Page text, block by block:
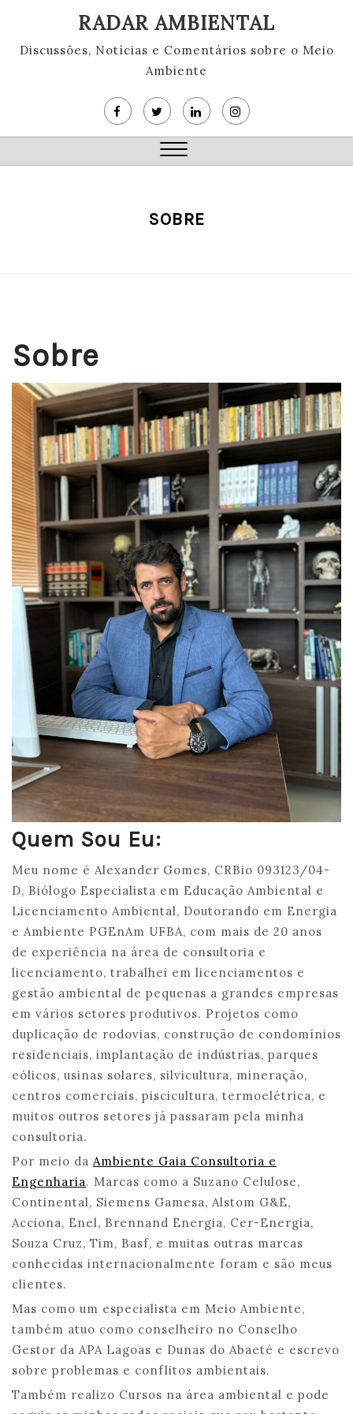
content
RADAR AMBIENTAL
Discussões, Notícias e Comentários sobre o Meio
Ambiente
Close
SOBRE
Sobre
Quem Sou Eu:
Meu nome é Alexander Gomes, CRBio 093123/04-
D, Biólogo Especialista em Educação Ambiental e
Licenciamento Ambiental, Doutorando em Energia
e Ambiente PGEnAm UFBA, com mais de 20 anos
de experiência na área de consultoria e
licenciamento, trabalhei em licenciamentos e
gestão ambiental de pequenas a grandes empresas
em vários setores produtivos. Projetos como
duplicação de rodovias, construção de condomínios
residenciais, implantação de indústrias, parques
eólicos, usinas solares, silvicultura, mineração,
centros comerciais, piscicultura, termoelétrica, e
muitos outros setores já passaram pela minha
consultoria.
Por meio da Ambiente Gaia Consultoria e
Engenharia. Marcas como a Suzano Celulose,
Continental, Siemens Gamesa, Alstom G&E,
Acciona, Enel, Brennand Energia, Cer-Energia,
Souza Cruz, Tim, Basf, e muitas outras marcas
conhecidas internacionalmente foram e são meus
clientes.
Mas como um especialista em Meio Ambiente,
também atuo como conselheiro no Conselho
Gestor da APA Lagoas e Dunas do Abaeté e escrevo
sobre problemas e conflitos ambientais.
Também realizo Cursos na área ambiental e pode